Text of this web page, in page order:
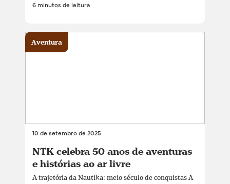
6 minutos de leitura
10 de setembro de 2025
NTK celebra 50 anos de aventuras
e histórias ao ar livre
A trajetória da Nautika: meio século de conquistas A
Aventura